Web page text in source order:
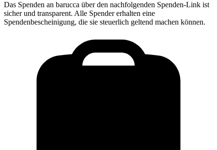
Das Spenden an barucca über den nachfolgenden Spenden-Link ist
sicher und transparent. Alle Spender erhalten eine
Spendenbescheinigung, die sie steuerlich geltend machen können.